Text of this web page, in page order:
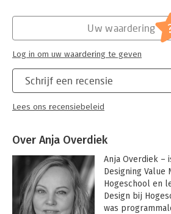
Schrijf een recensie
Lees ons recensiebeleid
Uw waardering
Log in om uw waardering te geven
Over Anja Overdiek
Anja Overdiek –
Designing Value
Hogeschool en
Design bij
was